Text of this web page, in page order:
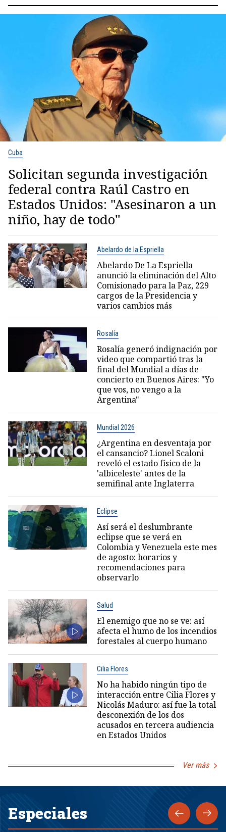
Cuba
Solicitan segunda investigación
federal contra Raúl Castro en
Estados Unidos: "Asesinaron a un
niño, hay de todo"
Abelardo de la Espriella
Abelardo De La Espriella
anunció la eliminación del Alto
Comisionado para la Paz, 229
cargos de la Presidencia y
varios cambios más
Rosalía
Rosalía generó indignación por
video que compartió tras la
final del Mundial a días de
concierto en Buenos Aires: "Yo
que vos, no vengo a la
Argentina"
Mundial 2026
¿Argentina en desventaja por
el cansancio? Lionel Scaloni
reveló el estado físico de la
'albiceleste' antes de la
semifinal ante Inglaterra
Eclipse
Así será el deslumbrante
eclipse que se verá en
Colombia y Venezuela este mes
de agosto: horarios y
recomendaciones para
observarlo
Salud
El enemigo que no se ve: así
afecta el humo de los incendios
forestales al cuerpo humano
Cilia Flores
No ha habido ningún tipo de
interacción entre Cilia Flores y
Nicolás Maduro: así fue la total
desconexión de los dos
acusados en tercera audiencia
en Estados Unidos
Ver más
Especiales